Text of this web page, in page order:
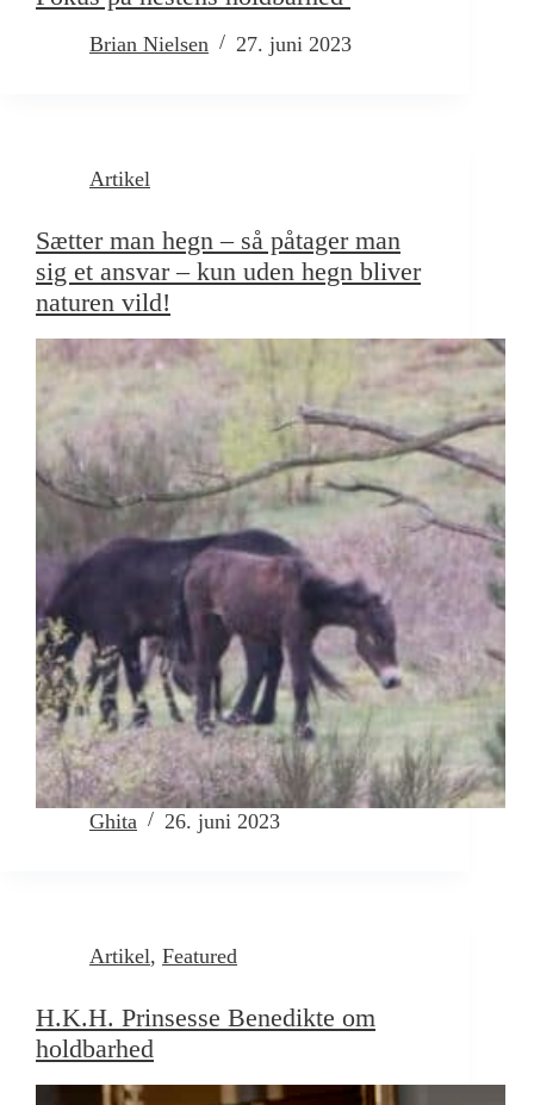
Brian Nielsen 27. juni 2023
Artikel
Sætter man hegn – så påtager man
sig et ansvar – kun uden hegn bliver
naturen vild!
Ghita 26. juni 2023
Artikel, Featured
H.K.H. Prinsesse Benedikte om
holdbarhed